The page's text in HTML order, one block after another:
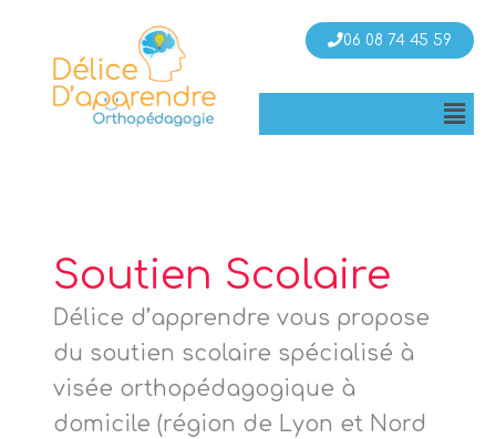
06 08 74 45 59
Soutien Scolaire
Délice d’apprendre vous propose
du soutien scolaire spécialisé à
visée orthopédagogique à
domicile (région de Lyon et Nord